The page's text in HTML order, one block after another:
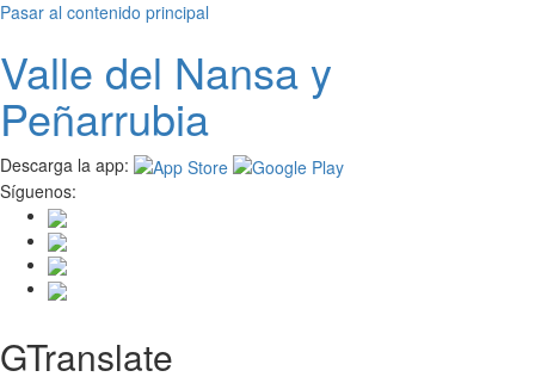
Pasar al contenido principal
Valle del Nansay
Peñarrubia
Descarga la app:
Síguenos:
GTranslate